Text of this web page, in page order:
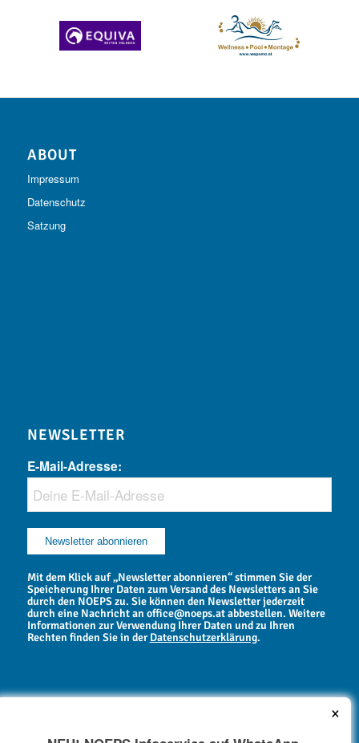
ABOUT
Impressum
Datenschutz
Satzung
NEWSLETTER
E-Mail-Adresse:
Mit dem Klick auf „Newsletter abonnieren“ stimmen Sie der
Speicherung Ihrer Daten zum Versand des Newsletters an Sie
durch den NOEPS zu. Sie können den Newsletter jederzeit
durch eine Nachricht an office@noeps.at abbestellen. Weitere
Informationen zur Verwendung Ihrer Daten und zu Ihren
Rechten finden Sie in derDatenschutzerklärung.
×